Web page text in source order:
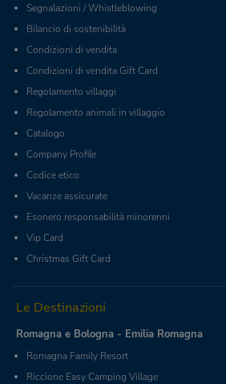
Segnalazioni / Whistleblowing
Bilancio di sostenibilità
Condizioni di vendita
Condizioni di vendita Gift Card
Regolamento villaggi
Regolamento animali in villaggio
Catalogo
Company Profile
Codice etico
Vacanze assicurate
Esonero responsabilità minorenni
Vip Card
Christmas Gift Card
Le Destinazioni
Romagna e Bologna - Emilia Romagna
Romagna Family Resort
Riccione Easy Camping Village